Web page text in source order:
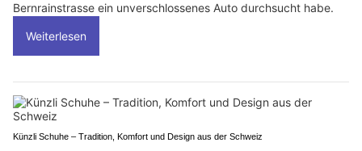
Bernrainstrasse ein unverschlossenes Auto durchsucht habe.
Weiterlesen
Künzli Schuhe – Tradition, Komfort und Design aus der Schweiz